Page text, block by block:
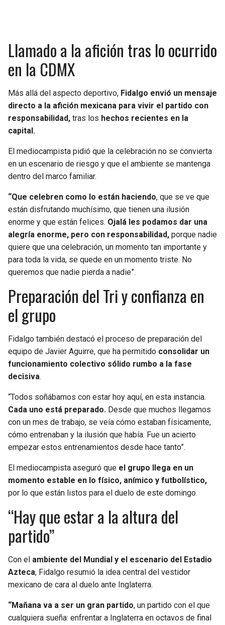
Llamado a la afición tras lo ocurrido
en la CDMX
Más allá del aspecto deportivo, Fidalgo envió un mensaje
directo a la afición mexicana para vivir el partido con
responsabilidad, tras los hechos recientes en la
capital.
El mediocampista pidió que la celebración no se convierta
en un escenario de riesgo y que el ambiente se mantenga
dentro del marco familiar.
“Que celebren como lo están haciendo, que se ve que
están disfrutando muchísimo, que tienen una ilusión
enorme y que están felices. Ojalá les podamos dar una
alegría enorme, pero con responsabilidad, porque nadie
quiere que una celebración, un momento tan importante y
para toda la vida, se quede en un momento triste. No
queremos que nadie pierda a nadie”.
Preparación del Tri y confianza en
el grupo
Fidalgo también destacó el proceso de preparación del
equipo de Javier Aguirre, que ha permitido consolidar un
funcionamiento colectivo sólido rumbo a la fase
decisiva.
“Todos soñábamos con estar hoy aquí, en esta instancia.
Cada uno está preparado. Desde que muchos llegamos
con un mes de trabajo, se veía cómo estaban físicamente,
cómo entrenaban y la ilusión que había. Fue un acierto
empezar estos entrenamientos desde hace tanto”.
El mediocampista aseguró que el grupo llega en un
momento estable en lo físico, anímico y futbolístico,
por lo que están listos para el duelo de este domingo.
“Hay que estar a la altura del
partido”
Con el ambiente del Mundial y el escenario del Estadio
Azteca, Fidalgo resumió la idea central del vestidor
mexicano de cara al duelo ante Inglaterra.
“Mañana va a ser un gran partido, un partido con el que
cualquiera sueña: enfrentar a Inglaterra en octavos de final